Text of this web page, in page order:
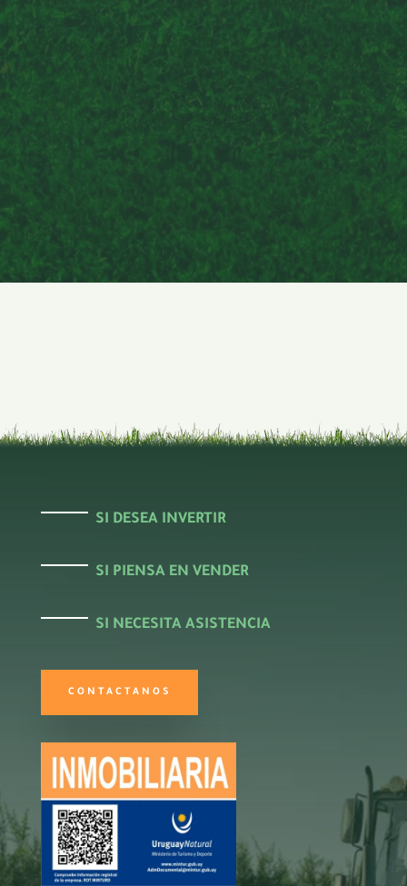
SI DESEA INVERTIR
SI PIENSA EN VENDER
SI NECESITA ASISTENCIA
CONTACTANOS